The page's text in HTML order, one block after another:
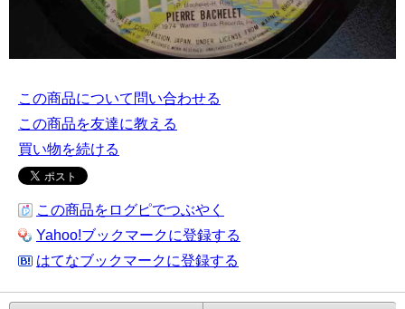
この商品について問い合わせる
この商品を友達に教える
買い物を続ける
この商品をログピでつぶやく
Yahoo!ブックマークに登録する
はてなブックマークに登録する